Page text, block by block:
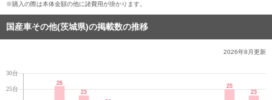
※購入の際は本体金額の他に諸費用が掛かります。
国産車その他(茨城県)の掲載数の推移
2026年8月更新